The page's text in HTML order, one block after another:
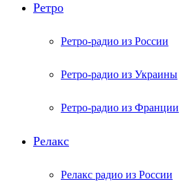
Ретро
Ретро-радио из России
Ретро-радио из Украины
Ретро-радио из Франции
Релакс
Релакс радио из России